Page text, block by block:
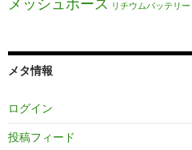
リチウムバッテリー
メタ情報
ログイン
投稿フィード